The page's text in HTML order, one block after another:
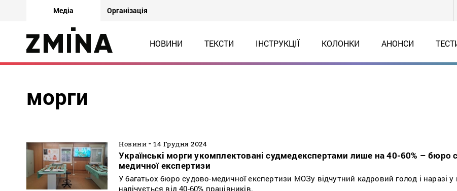
Медіа Організація
НОВИНИ ТЕКСТИ ІНСТРУКЦІЇ КОЛОНКИ АНОНСИ
морги
Новини - 14 Грудня 2024
Українські морги укомплектовані судмедекспертами лише на 40-60% – бюро
медичної експертизи
У багатьох бюро судово-медичної експертизи МОЗу відчутний кадровий голод і наразі у
налічується від 40-60% працівників.